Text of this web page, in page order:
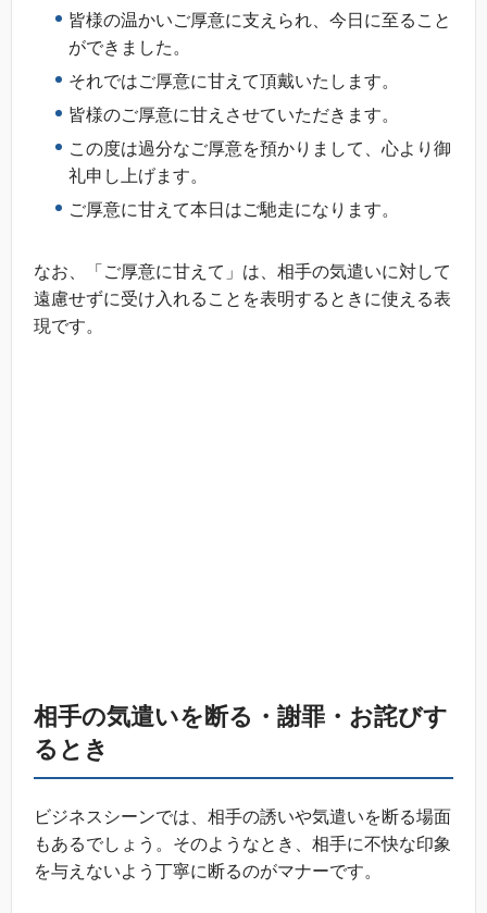
皆様の温かいご厚意に支えられ、今日に至ること
ができました。
それではご厚意に甘えて頂戴いたします。
皆様のご厚意に甘えさせていただきます。
この度は過分なご厚意を預かりまして、心より御
礼申し上げます。
ご厚意に甘えて本日はご馳走になります。
なお、「ご厚意に甘えて」は、相手の気遣いに対して
遠慮せずに受け入れることを表明するときに使える表
現です。
相手の気遣いを断る・謝罪・お詫びす
るとき
ビジネスシーンでは、相手の誘いや気遣いを断る場面
もあるでしょう。そのようなとき、相手に不快な印象
を与えないよう丁寧に断るのがマナーです。